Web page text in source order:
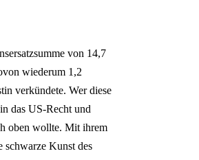
von 14,7
wiederum 1,2
verkündete. Wer diese
das US-Recht und
oben wollte. Mit ihrem
schwarze Kunst des